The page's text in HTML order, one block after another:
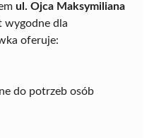
ul. Ojca Maksymiliana
wygodne dla
oferuje:
do potrzeb osób